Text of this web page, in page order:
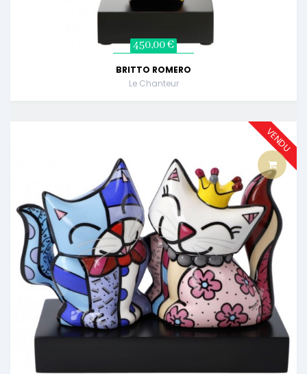
450,00 €
BRITTO ROMERO
Le Chanteur
VENDU